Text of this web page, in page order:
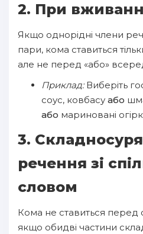
2. При
Якщо однорідні члени
пари, кома ставиться
але не перед «або»
Приклад:Виберіть
соус, ковбасу або
або мариновані
3.
речення зі
словом
Кома не ставиться перед
якщо обидві частини